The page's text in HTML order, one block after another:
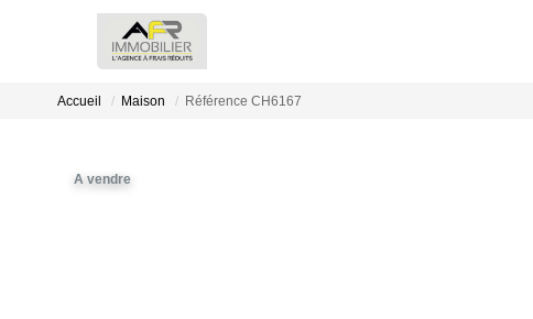
Accueil Maison Référence CH6167
A vendre